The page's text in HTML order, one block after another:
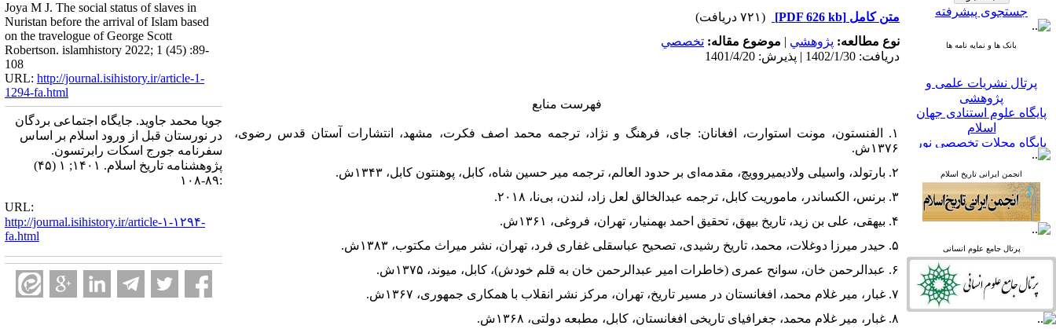
جستجوی پیشرفته
بانک ها و نمایه نامه ها
پرتال نشریات علمی و
پژوهشی
پایگاه علوم استنادی جهان
اسلام
پایگاه مجلات تخصصی نور
پایگاه مرکز اطلاعات جهاد
پرتال جامع علوم انسانی
بانک اطلاعات نشریات
کشور
google scholar
linked in
انجمن ایرانی تاریخ اسلام
پرتال جامع علوم انسانی
متن کامل [PDF 626 kb]
(۷۲۱ دریافت)
نوع مطالعه: پژوهشي | موضوع مقاله: تخصصي
دریافت: 1402/1/30 | پذیرش: 1401/4/20
فهرست منابع
۱. الفنستون، مونت استوارت، افغانان: جای، فرهنگ و نژاد، ترجمه محمد اصف فکرت، مشهد، انتشارات آستان قدس رضوی،
۱۳۷۶ش.
۲. بارتولد، واسیلی ولادیمیروویچ، مقدمه‌ای بر حدود العالم، ترجمه میر حسین شاه، کابل، پوهنتون کابل، ۱۳۴۳ش.
۳. برنس، الکساندر، ماموریت کابل، ترجمه عبدالخالق لعل زاد، لندن، بی‌نا، ۲۰۱۸.
۴. بیهقی، علی بن زید، تاریخ بیهق، تحقیق احمد بهمنیار، تهران، فروغی، ۱۳۶۱ش.
۵. حیدر میرزا دوغلات، محمد، تاریخ رشیدی، تصحیح عباسقلی غفاری فرد، تهران، نشر میراث مکتوب، ۱۳۸۳ش.
۶. عبدالرحمن خان، سوانح عمری (خاطرات امیر عبدالرحمن خان به قلم خودش)، کابل، میوند، ۱۳۷۵ش.
۷. غبار، میر غلام محمد، افغانستان در مسیر تاریخ، تهران، مرکز نشر انقلاب با همکاری جمهوری، ۱۳۶۷ش.
۸. غبار، میر غلام محمد، جغرافیای تاریخی افغانستان، کابل، مطبعه دولتی، ۱۳۶۸ش.
Joya M J. The social status of slaves in
Nuristan before the arrival of Islam based
on the travelogue of George Scott
Robertson. islamhistory 2022; 1 (45) :89-
108
URL: http://journal.isihistory.ir/article-1-
1294-fa.html
جویا محمد جاوید. جایگاه اجتماعی بردگان
در نورستان قبل از ورود اسلام بر اساس
سفرنامه جورج اسکات رابرتسون.
پژوهشنامه تاریخ اسلام. ۱۴۰۱; ۱ (۴۵)
:۸۹-۱۰۸
URL:
http://journal.isihistory.ir/article-۱-۱۲۹۴-
fa.html